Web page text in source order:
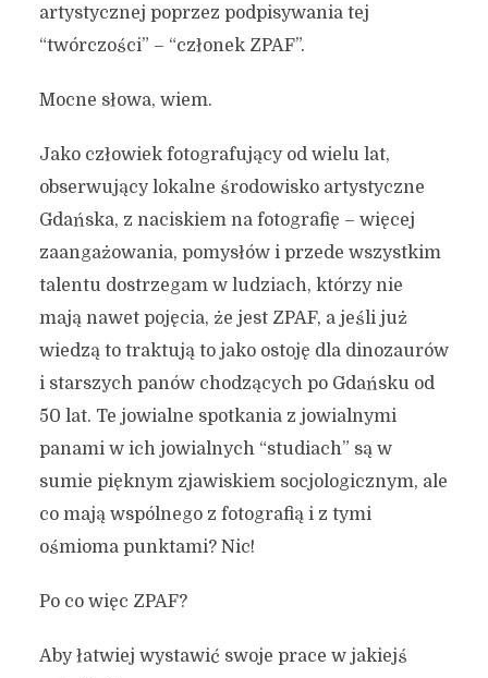
artystycznej poprzez podpisywania tej
“twórczości” – “członek ZPAF”.
Mocne słowa, wiem.
Jako człowiek fotografujący od wielu lat,
obserwujący lokalne środowisko artystyczne
Gdańska, z naciskiem na fotografię – więcej
zaangażowania, pomysłów i przede wszystkim
talentu dostrzegam w ludziach, którzy nie
mają nawet pojęcia, że jest ZPAF, a jeśli już
wiedzą to traktują to jako ostoję dla dinozaurów
i starszych panów chodzących po Gdańsku od
50 lat. Te jowialne spotkania z jowialnymi
panami w ich jowialnych “studiach” są w
sumie pięknym zjawiskiem socjologicznym, ale
co mają wspólnego z fotografią i z tymi
ośmioma punktami? Nic!
Po co więc ZPAF?
Aby łatwiej wystawić swoje prace w jakiejś